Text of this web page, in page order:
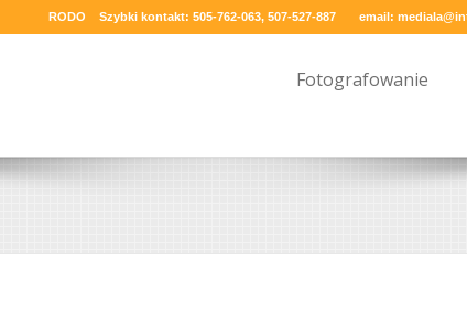
RODO Szybki kontakt: 505-762-063, 507-527-887 email:
Fotografowanie